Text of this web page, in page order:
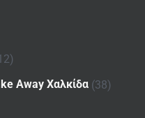
Away Χαλκίδα (38)